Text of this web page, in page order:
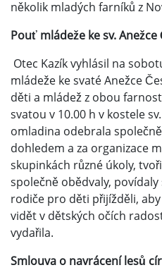
několik mladých farníků z
Pouť mládeže ke sv. Anežce
Otec Kazík vyhlásil na
mládeže ke svaté Anežce
děti a mládež z obou
svatou v 10.00 h v kostele
omladina odebrala
dohledem a za organizace
skupinkách různé úkoly,
společně obědvaly, povídaly
rodiče pro děti přijížděli,
vidět v dětských očích
vydařila.
Smlouva o navrácení lesů